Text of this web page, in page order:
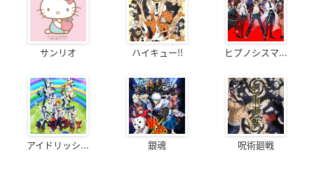
サンリオ ハイキュー!! ヒプノシスマ...
アイドリッシ... 銀魂 呪術廻戦